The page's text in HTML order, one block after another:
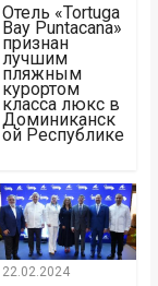
Отель «Tortuga
Bay Puntacana»
признан
лучшим
пляжным
курортом
класса люкс в
Доминиканск
ой Республике
22.02.2024